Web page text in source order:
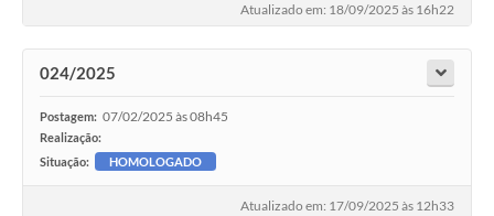
Atualizado em: 18/09/2025 às 16h22
024/2025
Postagem: 07/02/2025 às 08h45
Realização:
Situação:
HOMOLOGADO
Atualizado em: 17/09/2025 às 12h33